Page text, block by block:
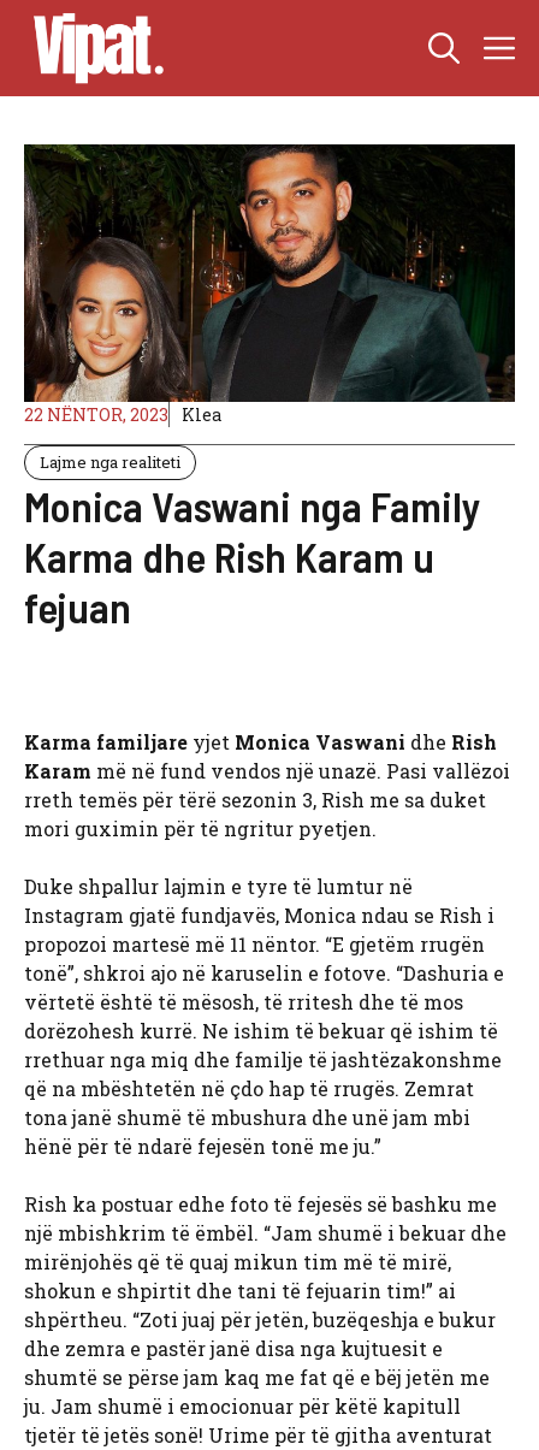
Skip
content
22 NËNTOR, 2023 Klea
Lajme nga realiteti
Monica Vaswani nga Family
Karma dhe Rish Karam u
fejuan
Karma familjare yjet Monica Vaswani dhe Rish
Karam më në fund vendos një unazë. Pasi vallëzoi
rreth temës për tërë sezonin 3, Rish me sa duket
mori guximin për të ngritur pyetjen.
Duke shpallur lajmin e tyre të lumtur në
Instagram gjatë fundjavës, Monica ndau se Rish i
propozoi martesë më 11 nëntor. “E gjetëm rrugën
tonë”, shkroi ajo në karuselin e fotove. “Dashuria e
vërtetë është të mësosh, të rritesh dhe të mos
dorëzohesh kurrë. Ne ishim të bekuar që ishim të
rrethuar nga miq dhe familje të jashtëzakonshme
që na mbështetën në çdo hap të rrugës. Zemrat
tona janë shumë të mbushura dhe unë jam mbi
hënë për të ndarë fejesën tonë me ju.”
Rish ka postuar edhe foto të fejesës së bashku me
një mbishkrim të ëmbël. “Jam shumë i bekuar dhe
mirënjohës që të quaj mikun tim më të mirë,
shokun e shpirtit dhe tani të fejuarin tim!” ai
shpërtheu. “Zoti juaj për jetën, buzëqeshja e bukur
dhe zemra e pastër janë disa nga kujtuesit e
shumtë se përse jam kaq me fat që e bëj jetën me
ju. Jam shumë i emocionuar për këtë kapitull
tjetër të jetës sonë! Urime për të gjitha aventurat